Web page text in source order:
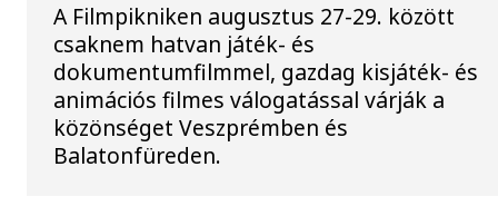
A Filmpikniken augusztus 27-29. között
csaknem hatvan játék- és
dokumentumfilmmel, gazdag kisjáték- és
animációs filmes válogatással várják a
közönséget Veszprémben és
Balatonfüreden.